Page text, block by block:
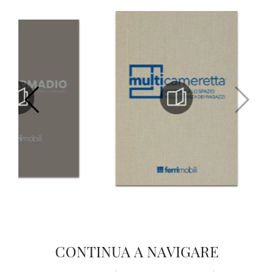
CONTINUA A NAVIGARE